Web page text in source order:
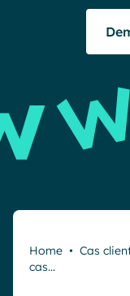
Home • Cas
cas…